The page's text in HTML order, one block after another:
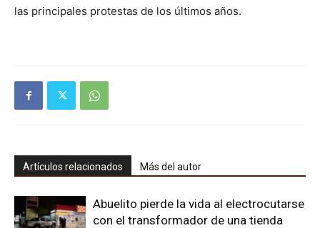
las principales protestas de los últimos años.
Artículos relacionados Más del autor
Abuelito pierde la vida al electrocutarse
con el transformador de una tienda